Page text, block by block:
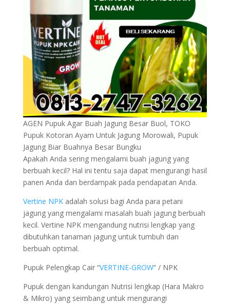
AGEN Pupuk Agar Buah Jagung Besar Buol, TOKO
Pupuk Kotoran Ayam Untuk Jagung Morowali, Pupuk
Jagung Biar Buahnya Besar Bungku
Apakah Anda sering mengalami buah jagung yang
berbuah kecil? Hal ini tentu saja dapat mengurangi hasil
panen Anda dan berdampak pada pendapatan Anda.
Vertine NPKadalah solusi bagi Anda para petani
jagung yang mengalami masalah buah jagung berbuah
kecil. Vertine NPK mengandung nutrisi lengkap yang
dibutuhkan tanaman jagung untuk tumbuh dan
berbuah optimal.
Pupuk Pelengkap Cair “VERTINE-GROW” / NPK
Pupuk dengan kandungan Nutrisi lengkap (Hara Makro
& Mikro) yang seimbang untuk mengurangi